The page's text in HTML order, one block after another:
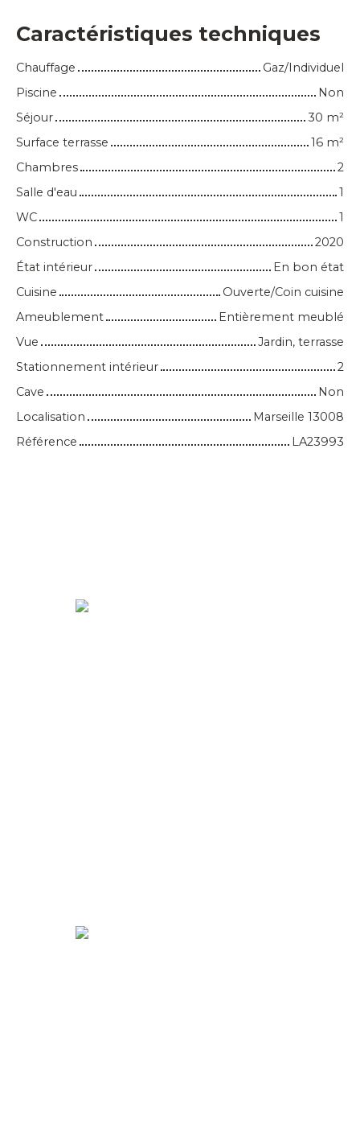
Caractéristiques techniques
Chauffage
Gaz/Individuel
Piscine
Non
Séjour
30 m²
Surface terrasse
16 m²
Chambres
2
Salle d'eau
1
WC
1
Construction
2020
État intérieur
En bon état
Cuisine
Ouverte/Coin cuisine
Ameublement
Entièrement meublé
Vue
Jardin, terrasse
Stationnement intérieur
2
Cave
Non
Localisation
Marseille 13008
Référence
LA23993